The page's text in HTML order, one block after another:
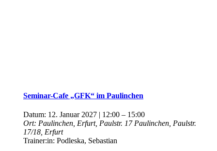
Seminar-Cafe „GFK“ im Paulinchen
Datum: 12. Januar 2027 | 12:00 – 15:00
Ort: Paulinchen, Erfurt, Paulstr. 17 Paulinchen, Paulstr.
17/18, Erfurt
Trainer:in: Podleska, Sebastian